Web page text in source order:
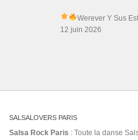
Werever Y Sus
12 juin 2026
SALSALOVERS PARIS
Salsa Rock Paris : Toute la danse